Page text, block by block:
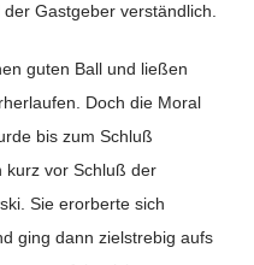
Gastgeber verständlich.
guten Ball und ließen
Doch die Moral
bis zum Schluß
kurz vor Schluß der
Sie erorberte sich
ging dann zielstrebig aufs